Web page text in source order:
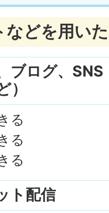
などを用い
ブログ、
る
る
る
ト配信